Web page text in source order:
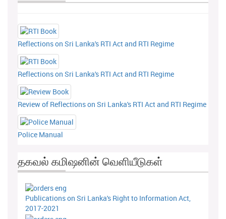
Reflections on Sri Lanka's RTI Act and RTI Regime
Reflections on Sri Lanka's RTI Act and RTI Regime
Review of Reflections on Sri Lanka's RTI Act and RTI Regime
Police Manual
தகவல் கமிஷனின் வெளியீடுகள்
Publications on Sri Lanka's Right to Information Act,
2017-2021